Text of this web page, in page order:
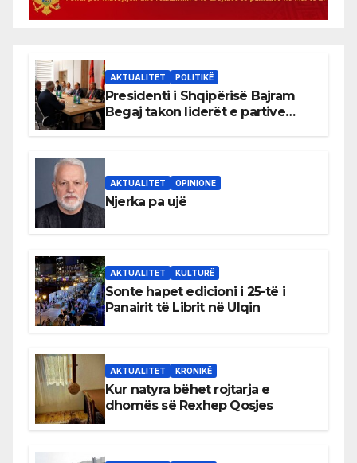
AKTUALITET POLITIKË
Presidenti i Shqipërisë Bajram
Begaj takon liderët e partive
AKTUALITET OPINIONE
Njerka pa ujë
AKTUALITET KULTURË
Sonte hapet edicioni i 25-të i
Panairit të Librit në Ulqin
AKTUALITET KRONIKË
Kur natyra bëhet rojtarja e
dhomës së Rexhep Qosjes